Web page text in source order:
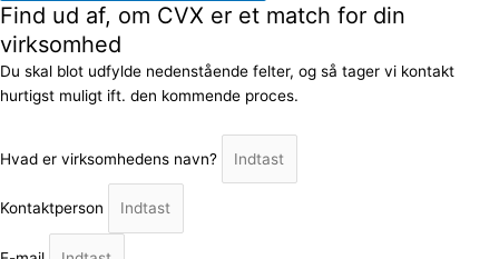
Find ud af, om CVX er et match for din
virksomhed
Du skal blot udfylde nedenstående felter, og så tager vi kontakt
hurtigst muligt ift. den kommende proces.
Hvad er virksomhedens navn?
Kontaktperson